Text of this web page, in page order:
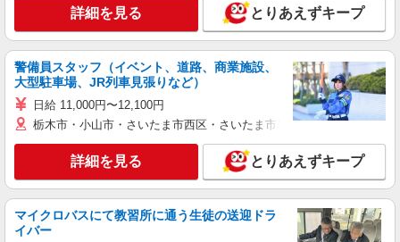
詳細を見る とりあえずキープ
警備員スタッフ（イベント、道路、商業施設、
大型駐車場、JR列車見張りなど）
日給 11,000円〜12,100円
栃木市・小山市・さいたま市西区・さいたま市岩槻区・久喜市・蓮田
詳細を見る とりあえずキープ
マイクロバスにて教習所に通う生徒の送迎ドラ
イバー